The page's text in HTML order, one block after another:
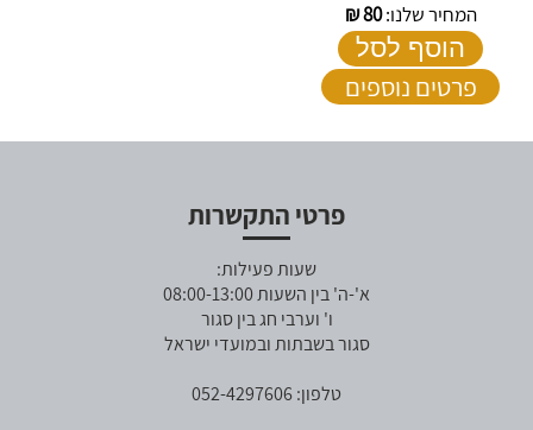
המחיר שלנו:80
₪
הוסף לסל
פרטים נוספים
פרטי התקשרות
שעות פעילות:
א'-ה' בין השעות 08:00-13:00
ו' וערבי חג בין סגור
סגור בשבתות ובמועדי ישראל
טלפון: 052-4297606